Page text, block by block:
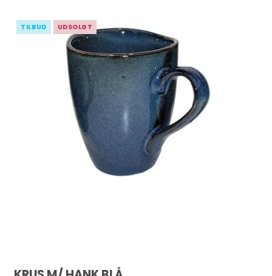
TILBUD UDSOLGT